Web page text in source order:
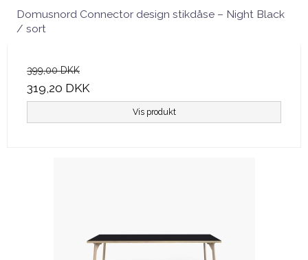
Domusnord Connector design stikdåse – Night Black
/ sort
399,00 DKK
319,20 DKK
Vis produkt